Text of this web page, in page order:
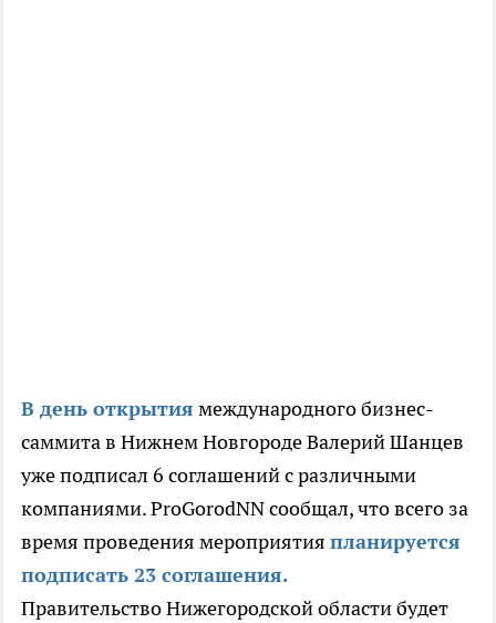
В день открытия международного бизнес-
саммита в Нижнем Новгороде Валерий Шанцев
уже подписал 6 соглашений с различными
компаниями. ProGorodNN сообщал, что всего за
время проведения мероприятия планируется
подписать 23 соглашения.
Правительство Нижегородской области будет